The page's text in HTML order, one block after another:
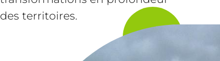
des territoires.